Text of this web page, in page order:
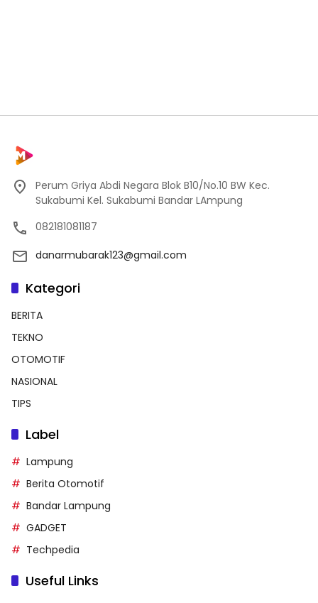
Perum Griya Abdi Negara Blok B10/No.10 BW Kec.
Sukabumi Kel. Sukabumi Bandar LAmpung
082181081187
danarmubarak123@gmail.com
Kategori
BERITA
TEKNO
OTOMOTIF
NASIONAL
TIPS
Label
Lampung
Berita Otomotif
Bandar Lampung
GADGET
Techpedia
Useful Links